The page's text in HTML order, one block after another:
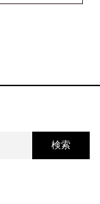
検索